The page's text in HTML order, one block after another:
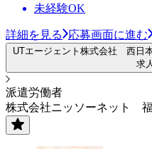
未経験OK
詳細を見る 応募画面に進む
UTエージェント株式会社 西日
求
派遣労働者
株式会社ニッソーネット 福